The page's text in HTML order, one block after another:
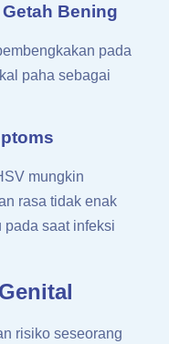
Bening
pada
paha sebagai
mungkin
rasa tidak enak
pada saat infeksi
risiko seseorang